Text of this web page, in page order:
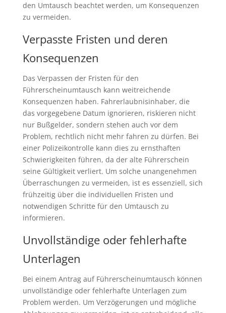
den Umtausch beachtet werden, um Konsequenzen
zu vermeiden.
Verpasste Fristen und deren
Konsequenzen
Das Verpassen der Fristen für den
Führerscheinumtausch kann weitreichende
Konsequenzen haben. Fahrerlaubnisinhaber, die
das vorgegebene Datum ignorieren, riskieren nicht
nur Bußgelder, sondern stehen auch vor dem
Problem, rechtlich nicht mehr fahren zu dürfen. Bei
einer Polizeikontrolle kann dies zu ernsthaften
Schwierigkeiten führen, da der alte Führerschein
seine Gültigkeit verliert. Um solche unangenehmen
Überraschungen zu vermeiden, ist es essenziell, sich
frühzeitig über die individuellen Fristen und
notwendigen Schritte für den Umtausch zu
informieren.
Unvollständige oder fehlerhafte
Unterlagen
Bei einem Antrag auf Führerscheinumtausch können
unvollständige oder fehlerhafte Unterlagen zum
Problem werden. Um Verzögerungen und mögliche